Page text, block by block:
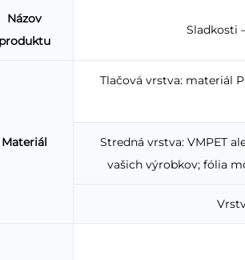
Názov
Sladkosti
Materiál
Tlačová vrstva: materiál
Stredná vrstva: VMPET
vašich výrobkov; fólia